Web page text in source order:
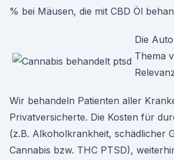
% bei Mäusen, die mit CBD Öl
Die
Thema
Wir behandeln Patienten aller
Privatversicherte. Die Kosten für
(z.B. Alkoholkrankheit, schädlicher
Cannabis bzw. THC PTSD),